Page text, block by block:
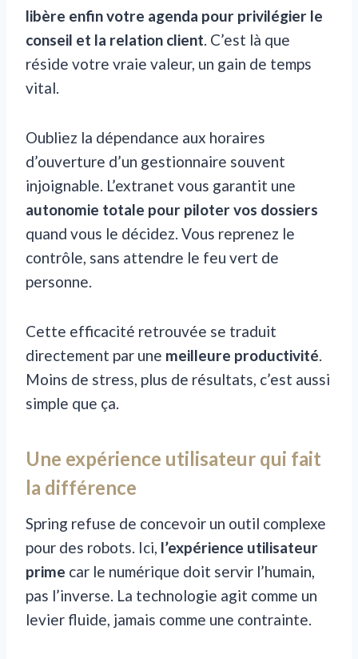
libère enfin votre agenda pour privilégier le
conseil et la relation client. C’est là que
réside votre vraie valeur, un gain de temps
vital.
Oubliez la dépendance aux horaires
d’ouverture d’un gestionnaire souvent
injoignable. L’extranet vous garantit une
autonomie totale pour piloter vos dossiers
quand vous le décidez. Vous reprenez le
contrôle, sans attendre le feu vert de
personne.
Cette efficacité retrouvée se traduit
directement par une meilleure productivité.
Moins de stress, plus de résultats, c’est aussi
simple que ça.
Une expérience utilisateur qui fait
la différence
Spring refuse de concevoir un outil complexe
pour des robots. Ici, l’expérience utilisateur
prime car le numérique doit servir l’humain,
pas l’inverse. La technologie agit comme un
levier fluide, jamais comme une contrainte.